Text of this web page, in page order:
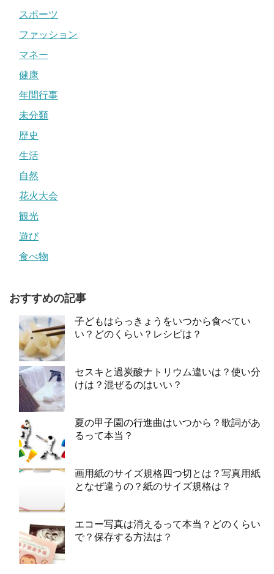
スポーツ
ファッション
マネー
健康
年間行事
未分類
歴史
生活
自然
花火大会
観光
遊び
食べ物
おすすめの記事
子どもはらっきょうをいつから食べてい
い？どのくらい？レシピは？
セスキと過炭酸ナトリウム違いは？使い分
けは？混ぜるのはいい？
夏の甲子園の行進曲はいつから？歌詞があ
るって本当？
画用紙のサイズ規格四つ切とは？写真用紙
となぜ違うの？紙のサイズ規格は？
エコー写真は消えるって本当？どのくらい
で？保存する方法は？